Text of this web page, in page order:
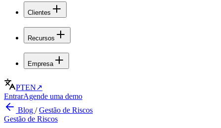
Clientes
Recursos
Empresa
PTEN↗
EntrarAgende uma demo
Blog /Gestão de Riscos
Gestão de Riscos